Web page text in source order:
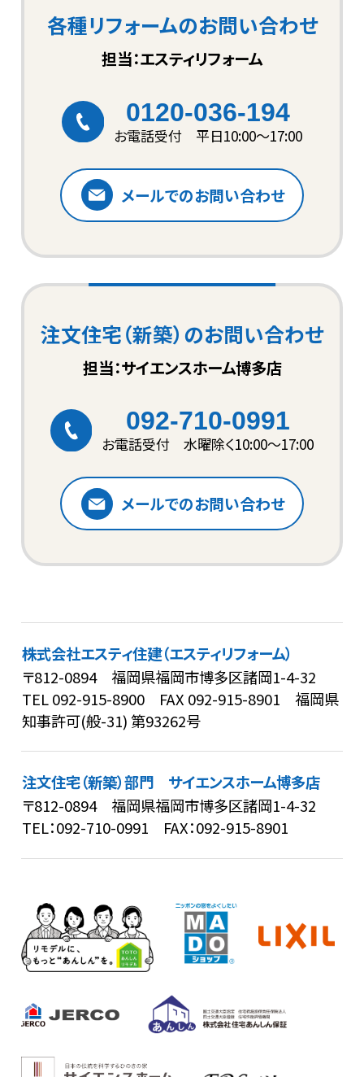
各種リフォームのお問い合わせ
担当：エスティリフォーム
0120-036-194
お電話受付 平日10:00〜17:00
メールでのお問い合わせ
注文住宅（新築）のお問い合わせ
担当：サイエンスホーム博多店
092-710-0991
お電話受付 水曜除く10:00〜17:00
メールでのお問い合わせ
株式会社エスティ住建（エスティリフォーム）
〒812-0894 福岡県福岡市博多区諸岡1-4-32
TEL092-915-8900 FAX 092-915-8901 福岡県
知事許可(般-31) 第93262号
注文住宅（新築）部門 サイエンスホーム博多店
〒812-0894 福岡県福岡市博多区諸岡1-4-32
TEL：092-710-0991 FAX：092-915-8901